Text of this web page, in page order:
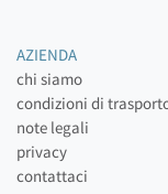
AZIENDA
chi siamo
condizioni di
note legali
privacy
contattaci